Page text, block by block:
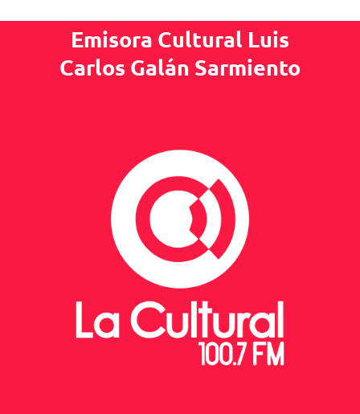
Emisora Cultural Luis
Carlos Galán Sarmiento